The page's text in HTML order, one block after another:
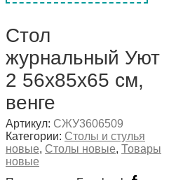
Стол
журнальный Уют
2 56х85х65 см,
венге
Артикул: СЖУ3606509
Категории: Столы и стулья
новые, Столы новые, Товары
новые